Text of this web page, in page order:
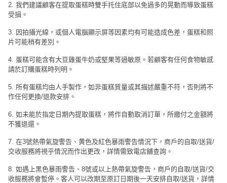
2. 我們建議顧客在提取蛋糕時雙手托住底部以免過多的晃動而導致蛋糕
受損。
3. 因拍攝光線，或個人電腦顯示屏等因素均有可能造成色差，蛋糕和照
片可能稍有差別。
4. 蛋糕可能含有大豆雞蛋牛奶或堅果等過敏原。若顧客有任何食物敏感
請於訂購蛋糕時列明。
5. 所有蛋糕均由人手製作，如非蛋糕質量或其描述嚴重不符，否則將不
作任何更換/退款安排。
6. 如未能於指定日期內提取蛋糕，將作自動取消訂單，所繳付之金額將
不獲退還。
7. 在3號熱帶氣旋警告、黄色及紅色暴雨警告情況下，商戶的自取/送貨/
交收服務將視乎情況而作出更改，詳情需致電店舖查詢。
8. 如遇上黑色暴雨警告、8號或以上熱帶氣旋警告，商戶的自取/送貨/交
收服務將會暫停。客人可以改期至原訂日期後一天安排自取/送貨，詳情